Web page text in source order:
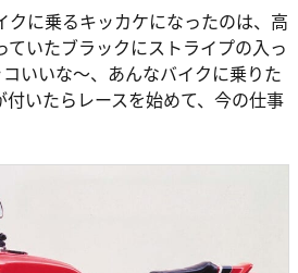
クに乗るキッカケになったのは、高
ていたブラックにストライプの入っ
いいな～、あんなバイクに乗りた
付いたらレースを始めて、今の仕事